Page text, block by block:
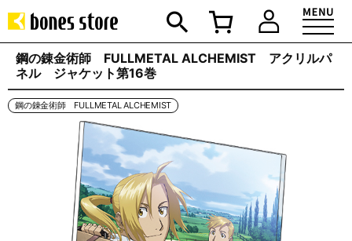
鋼の錬金術師 FULLMETAL ALCHEMIST アクリルパ
ネル ジャケット第16巻
鋼の錬金術師 FULLMETAL ALCHEMIST